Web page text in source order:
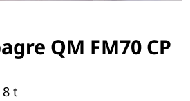
QM FM70 CP
8 t